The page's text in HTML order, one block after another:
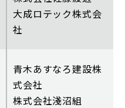
大成ロテック株式会
社
青木あすなろ建設株
式会社
株式会社淺沼組